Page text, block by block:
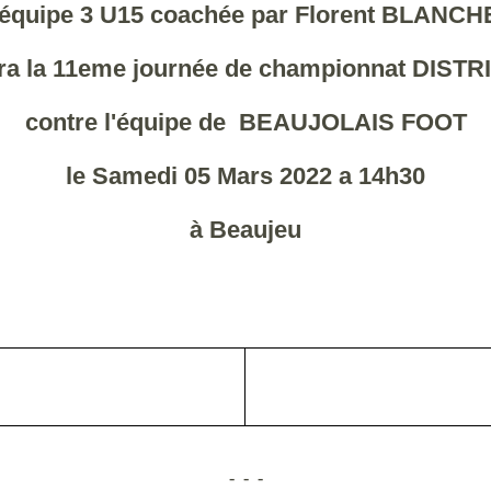
3 U15 coachée par Florent
la 11eme journée de championnat
contre l'équipe de BEAUJOLAIS FOOT
le Samedi 05 Mars 2022 a 14h30
à Beaujeu
- - -